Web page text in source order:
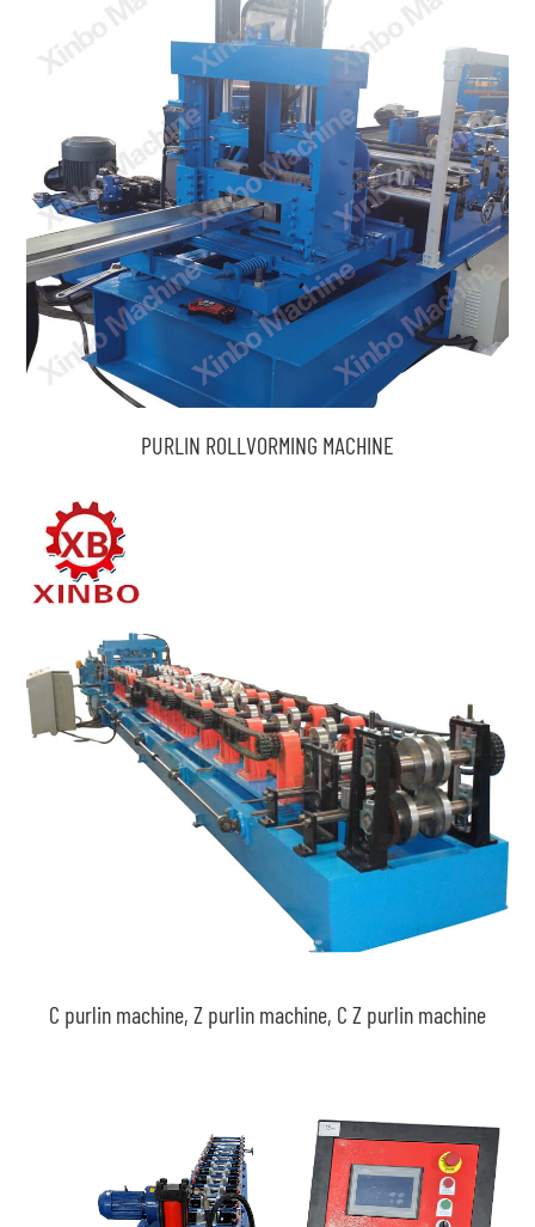
PURLIN ROLLVORMING MACHINE
C purlin machine, Z purlin machine, C Z purlin machine